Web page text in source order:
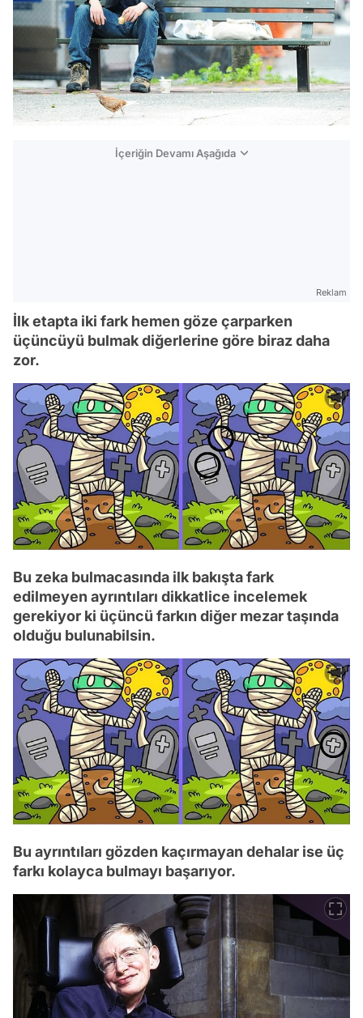
İçeriğin Devamı Aşağıda
Reklam
İlk etapta iki fark hemen göze çarparken
üçüncüyü bulmak diğerlerine göre biraz daha
zor.
Bu zeka bulmacasında ilk bakışta fark
edilmeyen ayrıntıları dikkatlice incelemek
gerekiyor ki üçüncü farkın diğer mezar taşında
olduğu bulunabilsin.
Bu ayrıntıları gözden kaçırmayan dehalar ise üç
farkı kolayca bulmayı başarıyor.